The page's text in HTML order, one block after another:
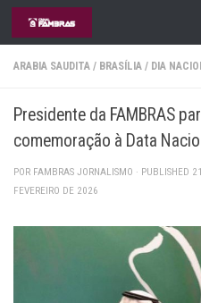
Skip to content
ARABIA SAUDITA / BRASÍLIA / DIA
Presidente da FAMBRAS
comemoração à Data
POR FAMBRAS JORNALISMO · PUBLISHED
FEVEREIRO DE 2026